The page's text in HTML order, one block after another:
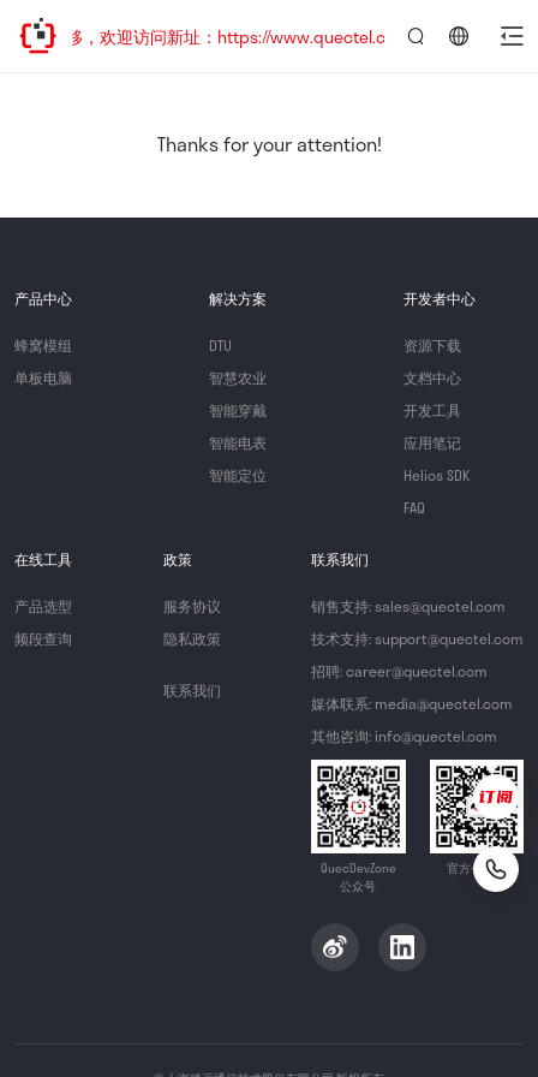
址已迁移，欢迎访问新址：https://www.quectel.com.cn
Thanks for your attention!
产品中心
蜂窝模组
单板电脑
解决方案
DTU
智慧农业
智能穿戴
智能电表
智能定位
开发者中心
资源下载
文档中心
开发工具
应用笔记
Helios SDK
FAQ
在线工具
产品选型
频段查询
政策
服务协议
隐私政策
联系我们
联系我们
销售支持: sales@quectel.com
技术支持: support@quectel.com
招聘: career@quectel.com
媒体联系: media@quectel.com
其他咨询: info@quectel.com
QuecDevZone
公众号
官方公众号